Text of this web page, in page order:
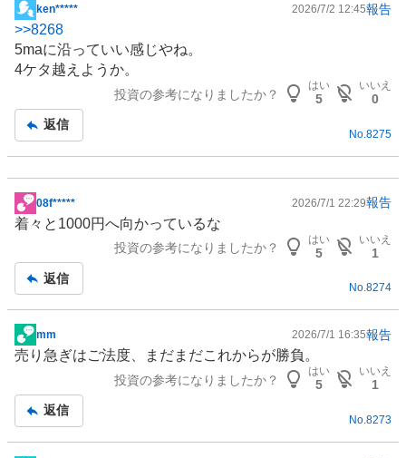
掲
示
板
記
ken***** 2026/7/2 12:45報告
>>8268
5maに沿っていい感じやね。
4ケタ越えようか。
投資の参考になりましたか？
はい
5
いいえ
0
返信
No. 8275
掲
示
事
08f***** 2026/7/1 22:29報告
着々と1000円へ向かっているな
投資の参考になりましたか？
はい
5
いいえ
1
返信
No.8274
掲
示
事
mm 2026/7/1 16:35報告
売り急ぎはご法度、まだまだこれからが勝負。
投資の参考になりましたか？
はい
5
いいえ
1
返信
No. 8273